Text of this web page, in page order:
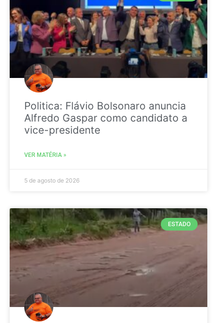
Politica: Flávio Bolsonaro anuncia
Alfredo Gaspar como candidato a
vice-presidente
VER MATÉRIA »
5 de agosto de 2026
ESTADO